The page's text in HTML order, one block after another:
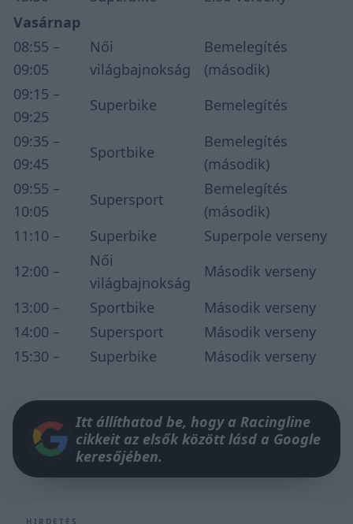
Vasárnap
08:55 –
09:05
Női
világbajnokság
Bemelegítés
(második)
09:15 –
09:25
Superbike
Bemelegítés
09:35 –
09:45
Sportbike
Bemelegítés
(második)
09:55 –
10:05
Supersport
Bemelegítés
(második)
11:10 –
Superbike
Superpole verseny
12:00 –
Női
világbajnokság
Második verseny
13:00 –
Sportbike
Második verseny
14:00 –
Supersport
Második verseny
15:30 –
Superbike Második verseny
Itt állíthatod be, hogy a Racingline
cikkeit az elsők között lásd a Google
keresőjében.
HIRDETÉS